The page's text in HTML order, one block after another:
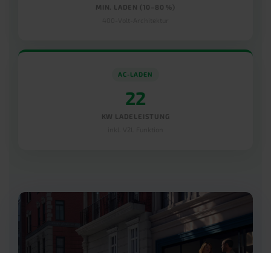
MIN. LADEN (10–80 %)
AC-LADEN
22
KW LADELEISTUNG